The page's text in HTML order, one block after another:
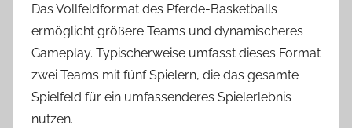
Das Vollfeldformat des Pferde-Basketballs
ermöglicht größere Teams und dynamischeres
Gameplay. Typischerweise umfasst dieses Format
zwei Teams mit fünf Spielern, die das gesamte
Spielfeld für ein umfassenderes Spielerlebnis
nutzen.